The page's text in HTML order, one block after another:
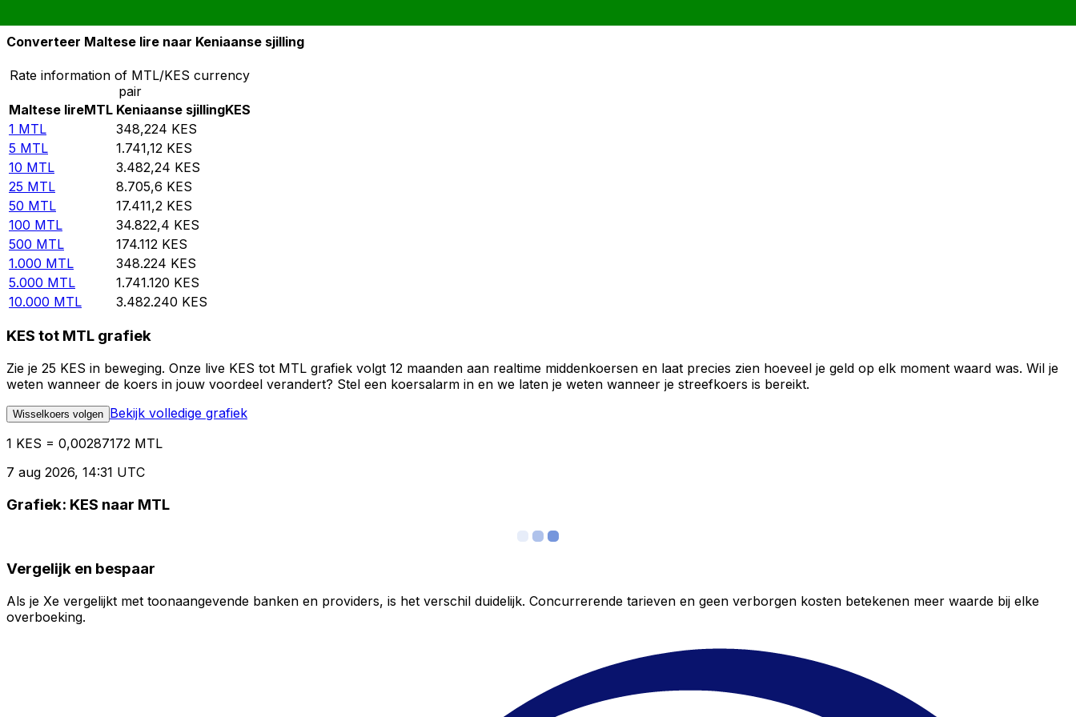
Converteer Maltese lire naar Keniaanse sjilling
Rate information of MTL/KES currency
pair
Maltese lireMTL Keniaanse sjillingKES
1 MTL 348,224 KES
5 MTL 1.741,12 KES
10 MTL 3.482,24 KES
25 MTL 8.705,6 KES
50 MTL 17.411,2 KES
100 MTL 34.822,4 KES
500 MTL 174.112 KES
1.000 MTL 348.224 KES
5.000 MTL 1.741.120 KES
10.000 MTL 3.482.240 KES
KES tot MTL grafiek
Zie je 25 KES in beweging. Onze live KES tot MTL grafiek volgt 12 maanden aan realtime middenkoersen en laat precies zien hoeveel je geld op elk moment waard was. Wil je
weten wanneer de koers in jouw voordeel verandert? Stel een koersalarm in en we laten je weten wanneer je streefkoers is bereikt.
Wisselkoers volgen Bekijk volledige grafiek
1 KES = 0,00287172 MTL
7 aug 2026, 14:31 UTC
Grafiek: KES naar MTL
Vergelijk en bespaar
Als je Xe vergelijkt met toonaangevende banken en providers, is het verschil duidelijk. Concurrerende tarieven en geen verborgen kosten betekenen meer waarde bij elke
overboeking.